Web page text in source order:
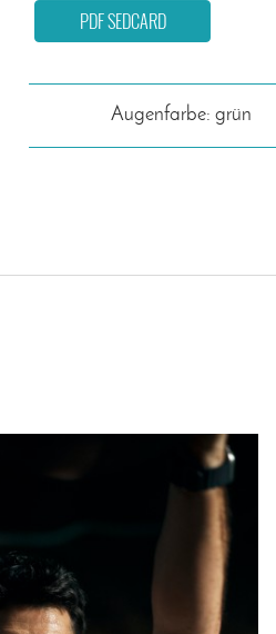
PDF SEDCARD
Augenfarbe: grün